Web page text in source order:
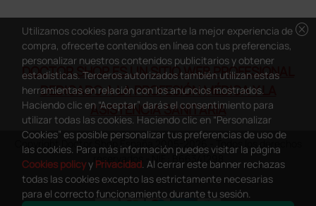
DOCTOR SHOP ES UN SITIO WEB PROFESIONAL
DEDICADO A LA PROFESIÓN MÉDICA Y LA
ASISTENCIA SANITARIA
Copyright Doctor Shop España 2005-2026 - Todos los derechos
reservados - NIF.: B66341298
cancel
Utilizamos cookies para garantizarte la mejor experiencia de
compra, ofrecerte contenidos en línea con tus preferencias,
personalizar nuestros contenidos publicitarios y obtener
estadísticas. Terceros autorizados también utilizan estas
herramientas en relación con los anuncios mostrados.
Haciendo clic en “Aceptar” darás el consentimiento para
utilizar todas las cookies. Haciendo clic en “Personalizar
Cookies” es posible personalizar tus preferencias de uso de
las cookies. Para más información puedes visitar la página
Cookies policyy Privacidad. Al cerrar este banner rechazas
todas las cookies excepto las estrictamente necesarias
para el correcto funcionamiento durante tu sesión.